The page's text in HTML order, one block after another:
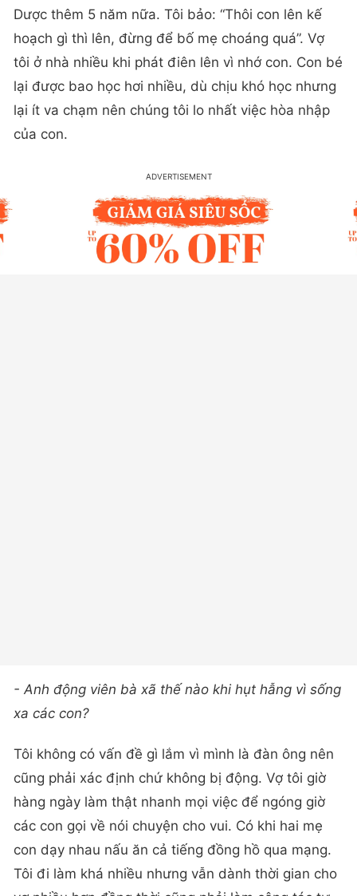
Dược thêm 5 năm nữa. Tôi bảo: “Thôi con lên kế
hoạch gì thì lên, đừng để bố mẹ choáng quá”. Vợ
tôi ở nhà nhiều khi phát điên lên vì nhớ con. Con bé
lại được bao học hơi nhiều, dù chịu khó học nhưng
lại ít va chạm nên chúng tôi lo nhất việc hòa nhập
của con.
- Anh động viên bà xã thế nào khi hụt hẫng vì sống
xa các con?
Tôi không có vấn đề gì lắm vì mình là đàn ông nên
cũng phải xác định chứ không bị động. Vợ tôi giờ
hàng ngày làm thật nhanh mọi việc để ngóng giờ
các con gọi về nói chuyện cho vui. Có khi hai mẹ
con dạy nhau nấu ăn cả tiếng đồng hồ qua mạng.
Tôi đi làm khá nhiều nhưng vẫn dành thời gian cho